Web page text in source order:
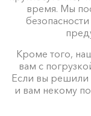
время. Мы
Кроме того,
вам с
Если вы решили
и вам некому